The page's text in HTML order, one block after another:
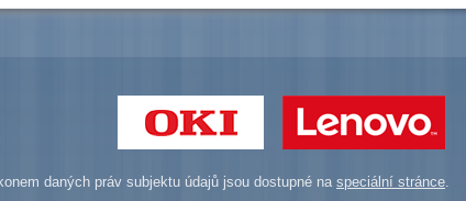
daných práv subjektu údajů jsou dostupné na speciální stránce.